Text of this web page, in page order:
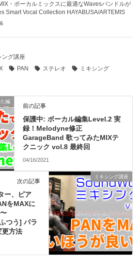
・ボーカルミックスに最適なWavesバンドルが
Smart Vocal Collection HAYABUSA/ARTEMIS
ング講座
PAN ステレオ ミキシング
編
前の記事
保護中: ボーカル編集Level.2 実
録！Melodyne修正
GarageBand 歌ってみたMIXテ
クニック vol.8 最終回
04/16/2021
ミキシング講座
次の記事
ー、ピア
をMAXに
つう] パラ
更方法